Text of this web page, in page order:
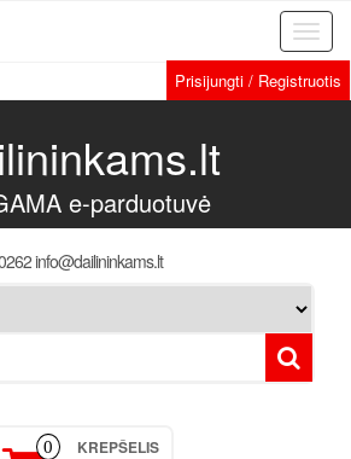
Prisijungti / Registruotis
e-parduotuvė
info@dailininkams.lt
0 KREPŠELIS